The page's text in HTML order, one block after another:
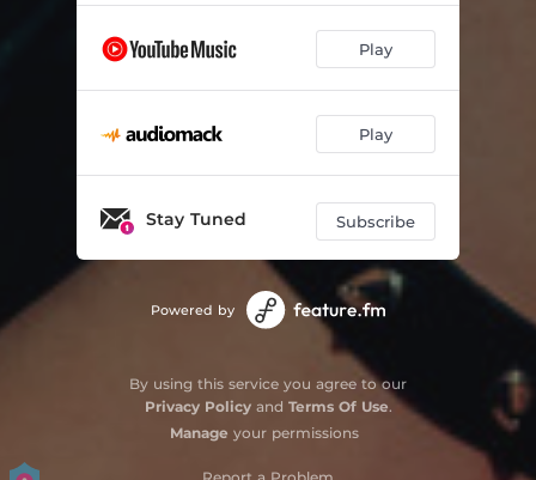
Play
Play
Stay Tuned Subscribe
Powered by
By using this service you agree to our
Privacy Policyand Terms Of Use.
Manage your permissions